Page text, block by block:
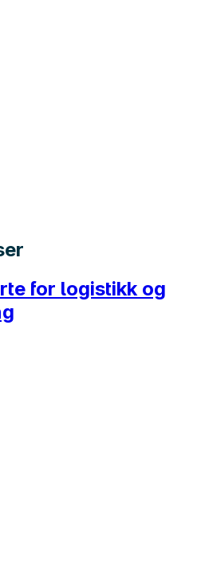
for logistikk og